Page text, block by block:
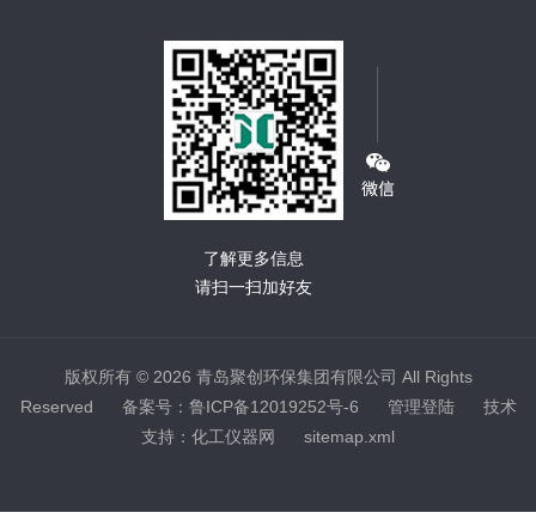
了解更多信息
请扫一扫加好友
版权所有 © 2026 青岛聚创环保集团有限公司 All Rights
Reserved 备案号：鲁ICP备12019252号-6 管理登陆技术
支持： 化工仪器网 sitemap.xml